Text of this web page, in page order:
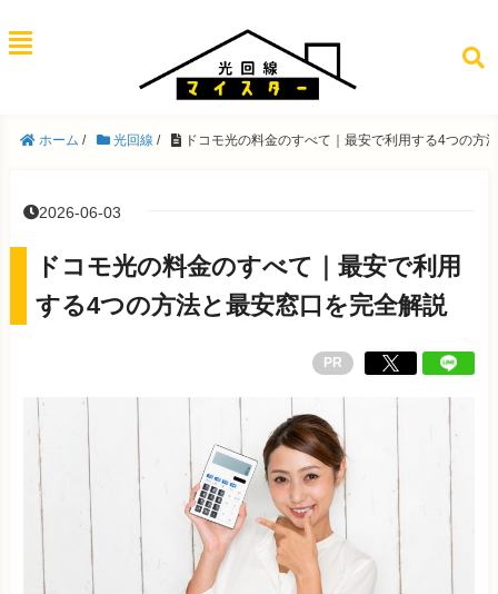
ホーム / 光回線 / ドコモ光の料金のすべて｜最安で利用する4つの方
2026-06-03
ドコモ光の料金のすべて｜最安で利用
する4つの方法と最安窓口を完全解説
PR